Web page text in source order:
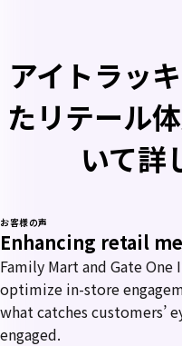
アイトラッ
たリテール
いて詳
お客様の声
Enhancing retail
Family Mart and Gate
optimize in-store
what catches customers’
engaged.